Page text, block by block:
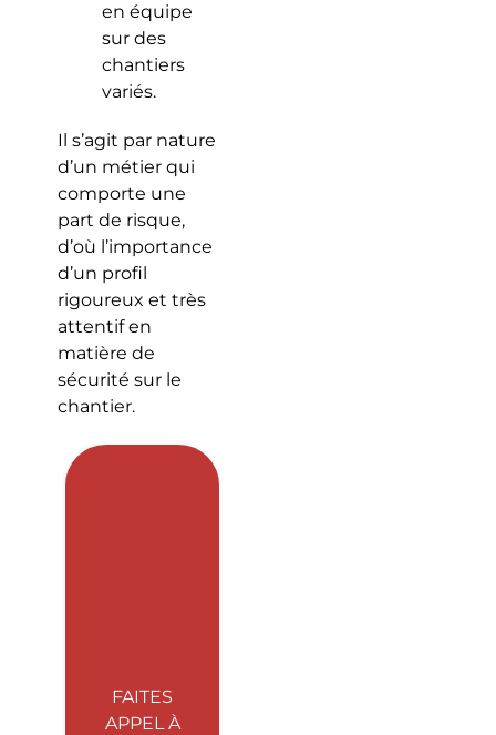
en équipe
sur des
chantiers
variés.
Il s’agit par nature
d’un métier qui
comporte une
part de risque,
d’où l’importance
d’un profil
rigoureux et très
attentif en
matière de
sécurité sur le
chantier.
FAITES
APPEL À